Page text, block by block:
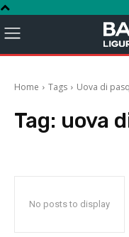
Home Tags Uova di
Tag: uova
No posts to display